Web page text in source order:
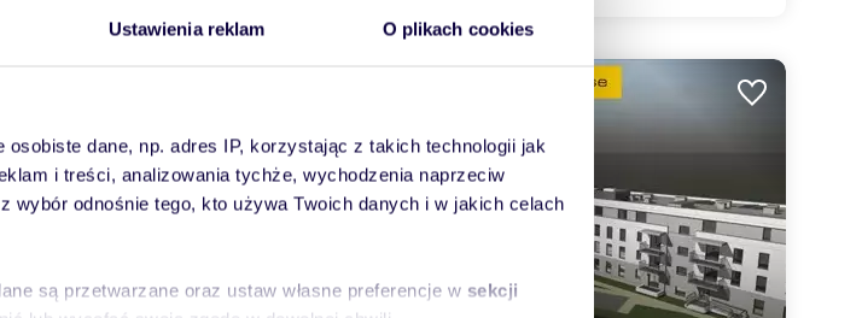
Ustawienia reklam O plikach cookies
osobiste dane, np. adres IP, korzystając z takich technologii jak
i treści, analizowania tychże, wychodzenia naprzeciw
wybór odnośnie tego, kto używa Twoich danych i w jakich celach
są przetwarzane oraz ustaw własne preferencje w sekcji